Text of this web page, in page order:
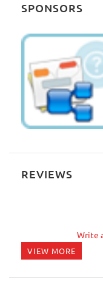
SPONSORS
REVIEWS
Write
VIEW MORE